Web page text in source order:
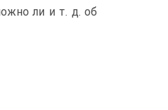
ли и т. д. об